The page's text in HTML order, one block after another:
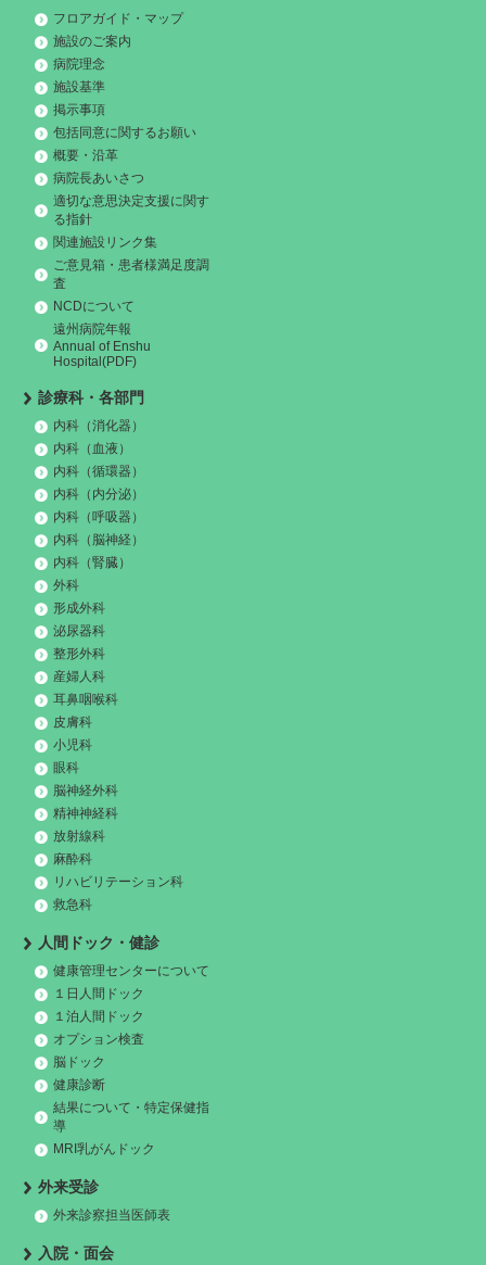
フロアガイド・マップ
施設のご案内
病院理念
施設基準
掲示事項
包括同意に関するお願い
概要・沿革
病院長あいさつ
適切な意思決定支援に関す
る指針
関連施設リンク集
ご意見箱・患者様満足度調
査
NCDについて
遠州病院年報
Annual of Enshu
Hospital(PDF)
診療科・各部門
内科（消化器）
内科（血液）
内科（循環器）
内科（内分泌）
内科（呼吸器）
内科（脳神経）
内科（腎臓）
外科
形成外科
泌尿器科
整形外科
産婦人科
耳鼻咽喉科
皮膚科
小児科
眼科
脳神経外科
精神神経科
放射線科
麻酔科
リハビリテーション科
救急科
人間ドック・健診
健康管理センターについて
１日人間ドック
１泊人間ドック
オプション検査
脳ドック
健康診断
結果について・特定保健指
導
MRI乳がんドック
外来受診
外来診察担当医師表
入院・面会